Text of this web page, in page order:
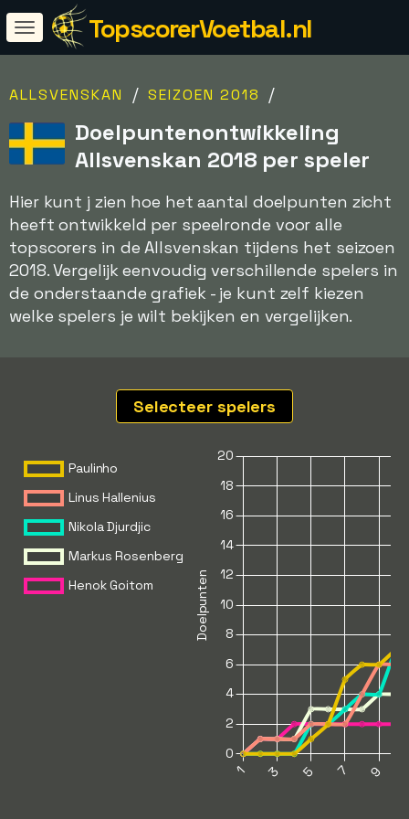
TopscorerVoetbal.nl
ALLSVENSKAN / SEIZOEN 2018 /
Doelpuntenontwikkeling
Allsvenskan 2018 per speler
Hier kunt j zien hoe het aantal doelpunten zicht
heeft ontwikkeld per speelronde voor alle
topscorers in de Allsvenskan tijdens het seizoen
2018. Vergelijk eenvoudig verschillende spelers in
de onderstaande grafiek - je kunt zelf kiezen
welke spelers je wilt bekijken en vergelijken.
Selecteer spelers